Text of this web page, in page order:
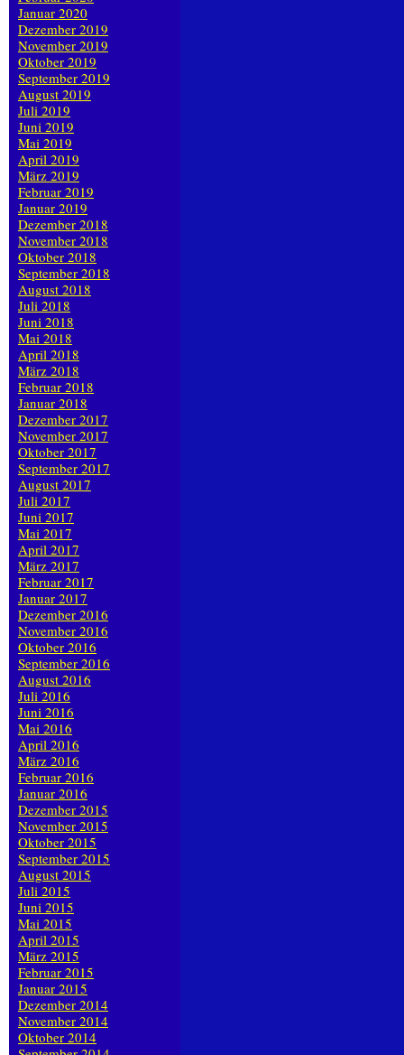
Januar 2020
Dezember 2019
November 2019
Oktober 2019
September 2019
August 2019
Juli 2019
Juni 2019
Mai 2019
April 2019
März 2019
Februar 2019
Januar 2019
Dezember 2018
November 2018
Oktober 2018
September 2018
August 2018
Juli 2018
Juni 2018
Mai 2018
April 2018
März 2018
Februar 2018
Januar 2018
Dezember 2017
November 2017
Oktober 2017
September 2017
August 2017
Juli 2017
Juni 2017
Mai 2017
April 2017
März 2017
Februar 2017
Januar 2017
Dezember 2016
November 2016
Oktober 2016
September 2016
August 2016
Juli 2016
Juni 2016
Mai 2016
April 2016
März 2016
Februar 2016
Januar 2016
Dezember 2015
November 2015
Oktober 2015
September 2015
August 2015
Juli 2015
Juni 2015
Mai 2015
April 2015
März 2015
Februar 2015
Januar 2015
Dezember 2014
November 2014
Oktober 2014